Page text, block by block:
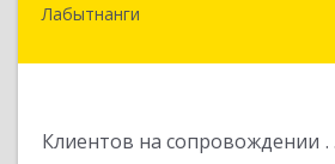
Лабытнанги
Клиентов на сопровождении
629400, Ямало-Ненецкий